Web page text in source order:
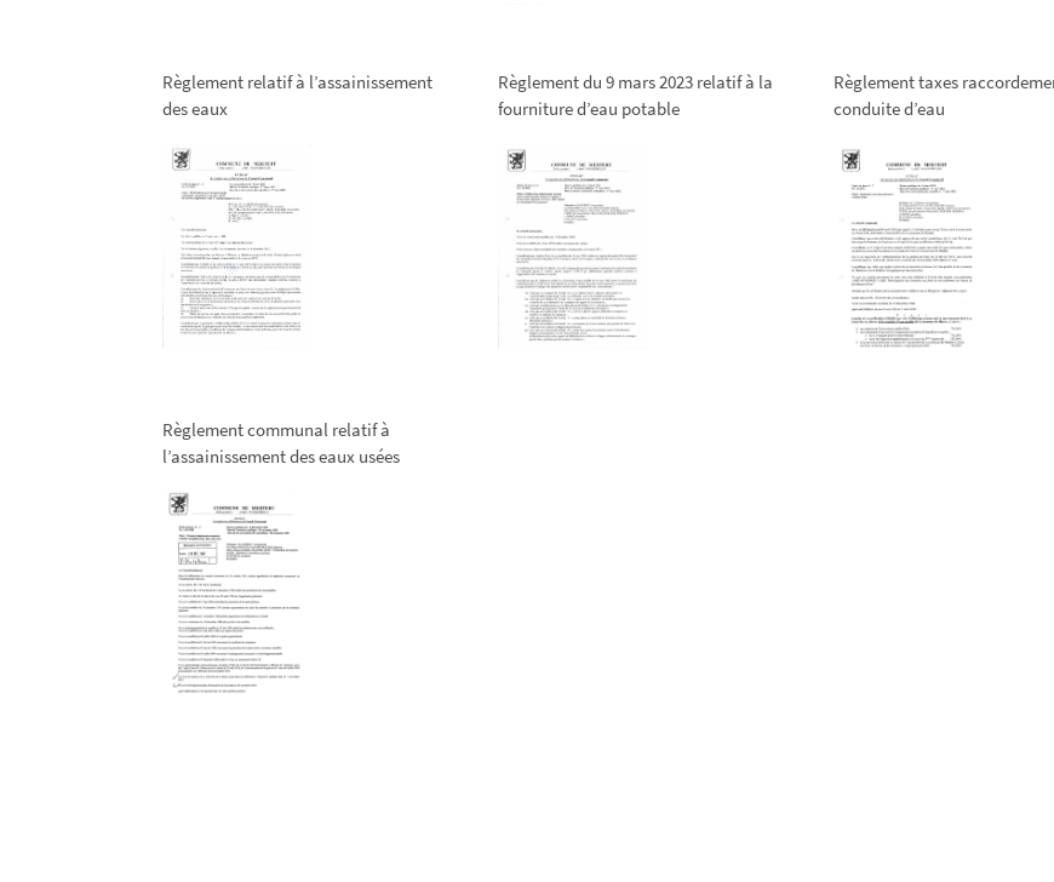
Règlement relatif à l’assainissement
des eaux
Règlement du 9 mars 2023 relatif à la
fourniture d’eau potable
Règlement taxes
conduite d’eau
Règlement communal relatif à
l’assainissement des eaux usées